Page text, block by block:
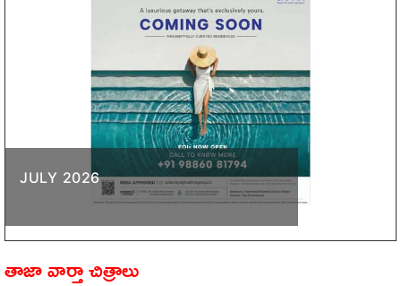
JULY 2026
తాజా వార్తా చిత్రాలు